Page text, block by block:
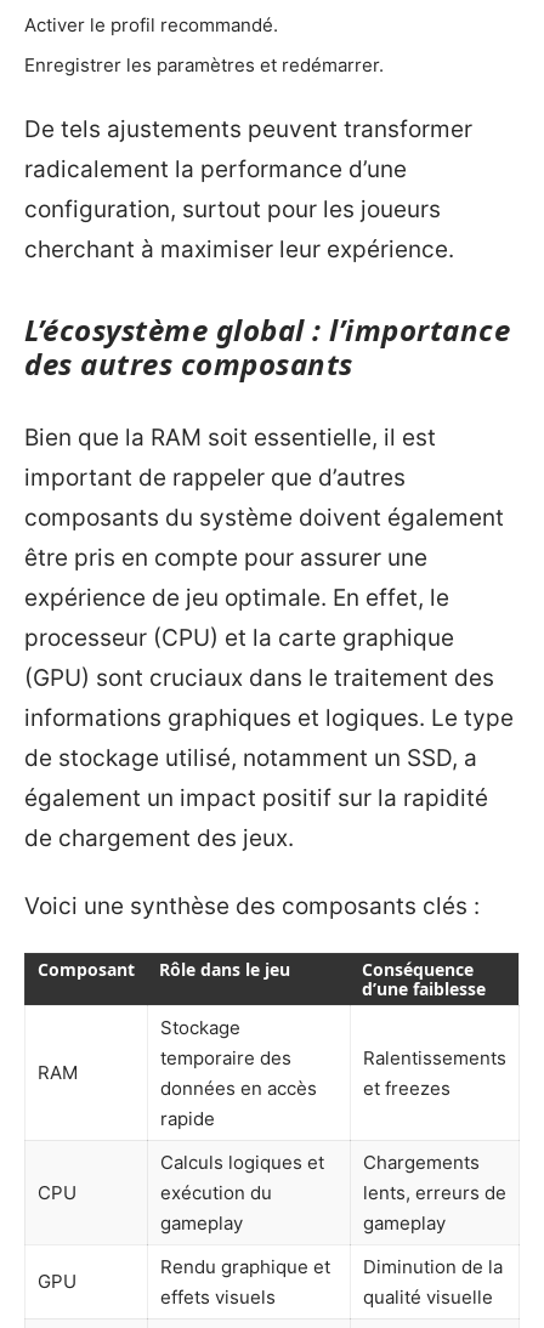
Activer le profil recommandé.
Enregistrer les paramètres et redémarrer.
De tels ajustements peuvent transformer
radicalement la performance d’une
configuration, surtout pour les joueurs
cherchant à maximiser leur expérience.
L’écosystème global : l’importance
des autres composants
Bien que la RAM soit essentielle, il est
important de rappeler que d’autres
composants du système doivent également
être pris en compte pour assurer une
expérience de jeu optimale. En effet, le
processeur (CPU) et la carte graphique
(GPU) sont cruciaux dans le traitement des
informations graphiques et logiques. Le type
de stockage utilisé, notamment un SSD, a
également un impact positif sur la rapidité
de chargement des jeux.
Voici une synthèse des composants clés :
Composant Rôle dans le jeu
Conséquence
d’une faiblesse
RAM
Stockage
temporaire des
données en accès
rapide
Ralentissements
et freezes
CPU
Calculs logiques et
exécution du
gameplay
Chargements
lents, erreurs de
gameplay
GPU
Rendu graphique et
effets visuels
Diminution de la
qualité visuelle